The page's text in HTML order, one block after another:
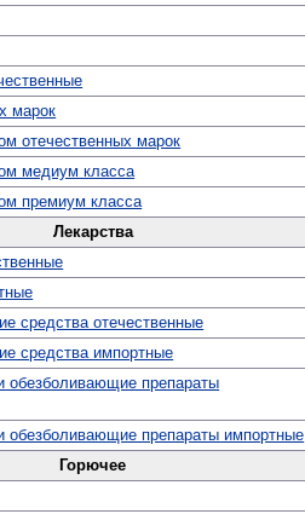
марок
отечественных марок
медиум класса
премиум класса
Лекарства
средства отечественные
средства импортные
препараты
препараты импортные
Горючее